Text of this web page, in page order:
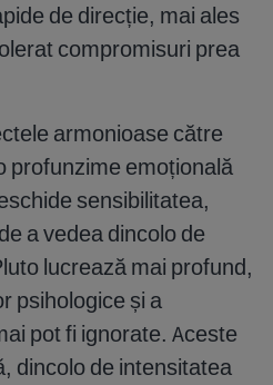
de direcție, mai ales
compromisuri prea
armonioase către
profunzime emoțională
sensibilitatea,
a vedea dincolo de
lucrează mai profund,
psihologice și a
pot fi ignorate. Aceste
dincolo de intensitatea